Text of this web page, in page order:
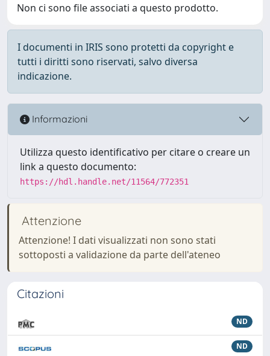
Non ci sono file associati a questo prodotto.
I documenti in IRIS sono protetti da copyright e
tutti i diritti sono riservati, salvo diversa
indicazione.
Informazioni
Utilizza questo identificativo per citare o creare un
link a questo documento:
https://hdl.handle.net/11564/772351
Attenzione
Attenzione! I dati visualizzati non sono stati
sottoposti a validazione da parte dell'ateneo
Citazioni
ND
ND